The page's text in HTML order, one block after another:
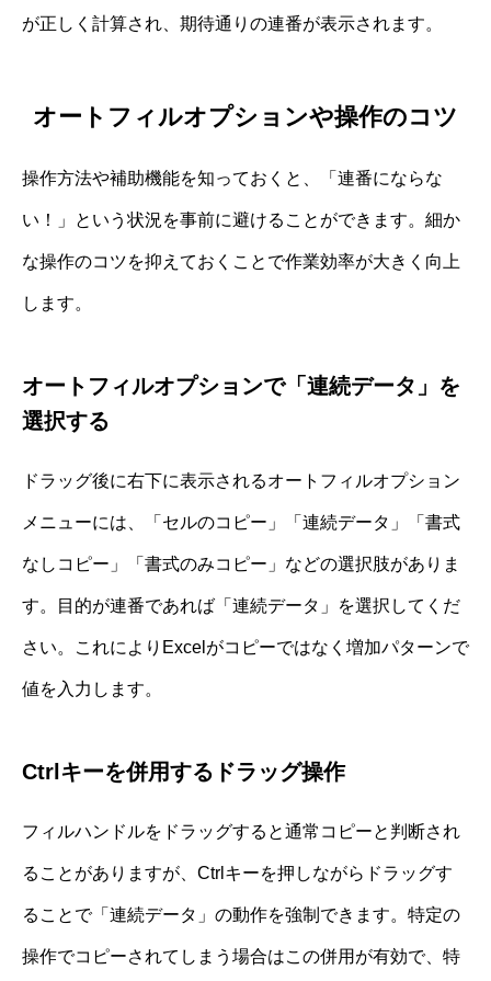
が正しく計算され、期待通りの連番が表示されます。
オートフィルオプションや操作のコツ
操作方法や補助機能を知っておくと、「連番にならな
い！」という状況を事前に避けることができます。細か
な操作のコツを抑えておくことで作業効率が大きく向上
します。
オートフィルオプションで「連続データ」を
選択する
ドラッグ後に右下に表示されるオートフィルオプション
メニューには、「セルのコピー」「連続データ」「書式
なしコピー」「書式のみコピー」などの選択肢がありま
す。目的が連番であれば「連続データ」を選択してくだ
さい。これによりExcelがコピーではなく増加パターンで
値を入力します。
Ctrlキーを併用するドラッグ操作
フィルハンドルをドラッグすると通常コピーと判断され
ることがありますが、Ctrlキーを押しながらドラッグす
ることで「連続データ」の動作を強制できます。特定の
操作でコピーされてしまう場合はこの併用が有効で、特